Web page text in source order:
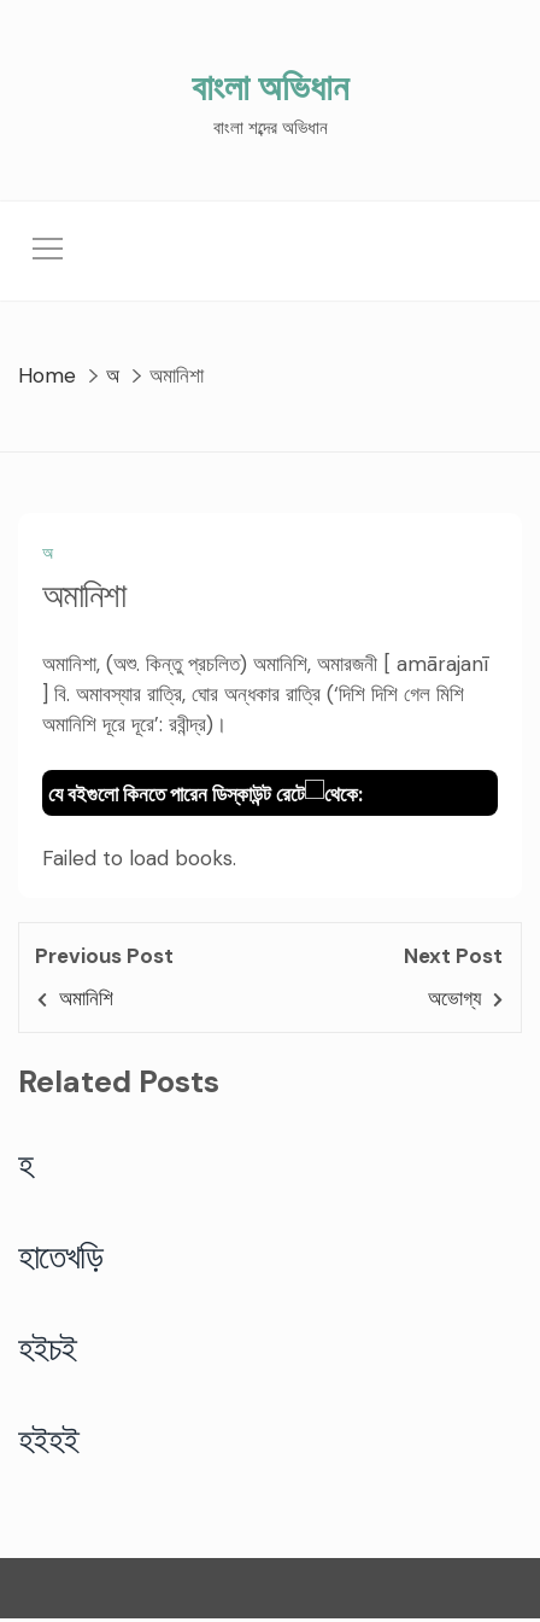
বাংলা অভিধান
বাংলা শব্দের অভিধান
Home অ অমানিশা
অ
অমানিশা
অমানিশা, (অশু. কিন্তু প্রচলিত) অমানিশি, অমারজনী [ amārajanī
] বি. অমাবস্যার রাত্রি, ঘোর অন্ধকার রাত্রি (‘দিশি দিশি গেল মিশি
অমানিশি দূরে দূরে’: রবীন্দ্র)।
যে বইগুলো কিনতে পারেন ডিস্কাউন্ট রেটে থেকে:
Failed to load books.
Previous Post
অমানিশি
Next Post
অভোগ্য
Related Posts
হ
হাতেখড়ি
হইচই
হইহই